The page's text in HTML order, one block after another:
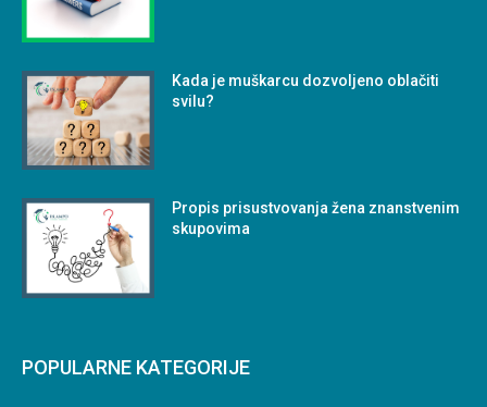
Kada je muškarcu dozvoljeno oblačiti
svilu?
Propis prisustvovanja žena znanstvenim
skupovima
POPULARNE KATEGORIJE